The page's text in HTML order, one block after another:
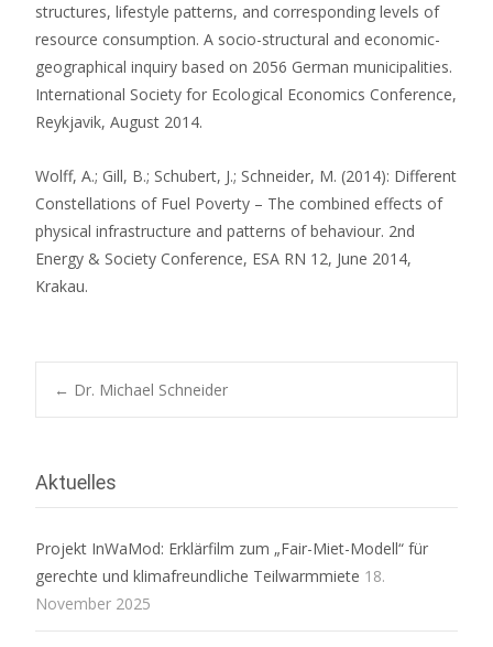
structures, lifestyle patterns, and corresponding levels of
resource consumption. A socio-structural and economic-
geographical inquiry based on 2056 German municipalities.
International Society for Ecological Economics Conference,
Reykjavik, August 2014.
Wolff, A.; Gill, B.; Schubert, J.; Schneider, M. (2014): Different
Constellations of Fuel Poverty – The combined effects of
physical infrastructure and patterns of behaviour. 2nd
Energy & Society Conference, ESA RN 12, June 2014,
Krakau.
Beitrags-
Navigation
← Dr. Michael Schneider
Aktuelles
Projekt InWaMod: Erklärfilm zum „Fair-Miet-Modell“ für
gerechte und klimafreundliche Teilwarmmiete 18.
November 2025